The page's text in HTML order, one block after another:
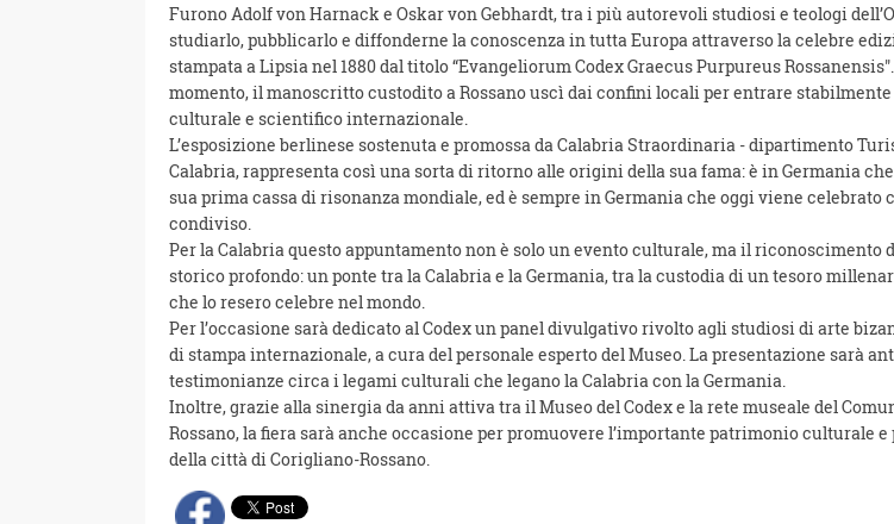
Furono Adolf von Harnack e Oskar von Gebhardt, tra i più autorevoli studiosi e teologi
studiarlo, pubblicarlo e diffonderne la conoscenza in tutta Europa attraverso la celebre
stampata a Lipsia nel 1880 dal titolo “Evangeliorum Codex Graecus Purpureus
momento, il manoscritto custodito a Rossano uscì dai confini locali per entrare
culturale e scientifico internazionale.
L’esposizione berlinese sostenuta e promossa da Calabria Straordinaria - dipartimento
Calabria, rappresenta così una sorta di ritorno alle origini della sua fama: è in Germania
sua prima cassa di risonanza mondiale, ed è sempre in Germania che oggi viene celebrato
condiviso.
Per la Calabria questo appuntamento non è solo un evento culturale, ma il riconoscimento
storico profondo: un ponte tra la Calabria e la Germania, tra la custodia di un tesoro
che lo resero celebre nel mondo.
Per l’occasione sarà dedicato al Codex un panel divulgativo rivolto agli studiosi di arte
di stampa internazionale, a cura del personale esperto del Museo. La presentazione sarà
testimonianze circa i legami culturali che legano la Calabria con la Germania.
Inoltre, grazie alla sinergia da anni attiva tra il Museo del Codex e la rete museale del
Rossano, la fiera sarà anche occasione per promuovere l’importante patrimonio culturale
della città di Corigliano-Rossano.